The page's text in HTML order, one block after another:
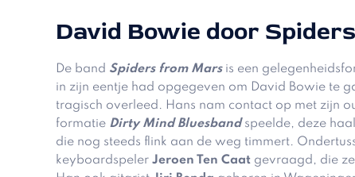
David Bowie door
De band Spiders from Marsis een
in zijn eentje had opgegeven om David Bowie te
tragisch overleed. Hans nam contact op met zijn
formatie Dirty Mind Bluesbandspeelde, deze
die nog steeds flink aan de weg timmert.
keyboardspelerJeroen Ten Caat gevraagd, die